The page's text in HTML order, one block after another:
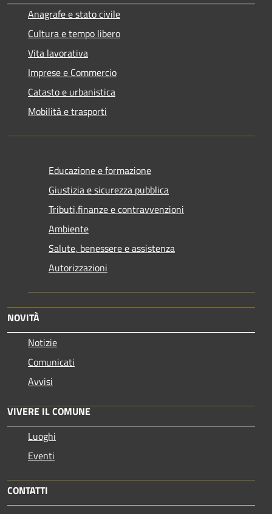
Anagrafe e stato civile
Cultura e tempo libero
Vita lavorativa
Imprese e Commercio
Catasto e urbanistica
Mobilità e trasporti
Educazione e formazione
Giustizia e sicurezza pubblica
Tributi,finanze e contravvenzioni
Ambiente
Salute, benessere e assistenza
Autorizzazioni
NOVITÀ
Notizie
Comunicati
Avvisi
VIVERE IL COMUNE
Luoghi
Eventi
CONTATTI